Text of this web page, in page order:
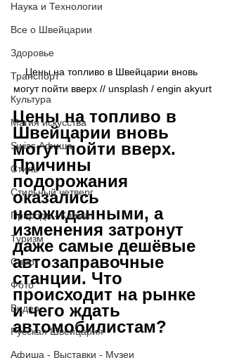
Наука и Технологии
Все о Швейцарии
Здоровье
Транспорт
Культура
Магия искусства
Swiss Афиша
Стиль
Стильный четверг
Природа - Климат
Туризм
Спорт
Фото
Видео
Русская Швейцария
Афиша - Выставки - Музеи
Цены на топливо в Швейцарии вновь
могут пойти вверх // unsplash / engin akyurt
Цены на топливо в
Швейцарии вновь
могут пойти вверх.
Причины
подорожания
оказались
неожиданными, а
изменения затронут
даже самые дешёвые
автозаправочные
станции. Что
происходит на рынке
и чего ждать
автомобилистам?